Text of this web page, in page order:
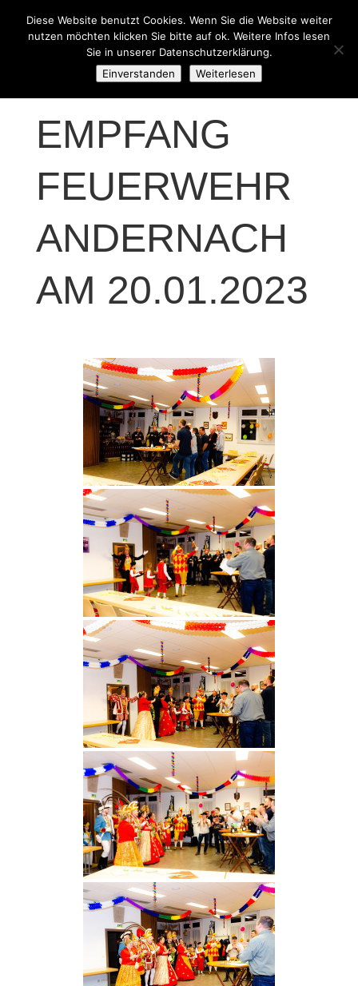
EMPFANG
FEUERWEHR
ANDERNACH
AM 20.01.2023
Diese Website benutzt Cookies. Wenn Sie die Website weiter
nutzen möchten klicken Sie bitte auf ok. Weitere Infos lesen
Sie in unserer Datenschutzerklärung.
Einverstanden
Weiterlesen